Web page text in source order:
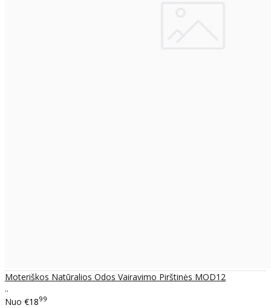
Moteriškos Natūralios Odos Vairavimo Pirštinės MOD12
..
Nuo €1899